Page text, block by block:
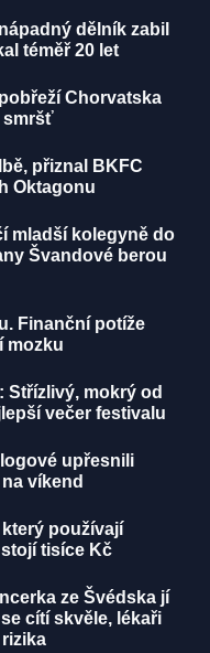
dělník zabil
téměř 20 let
Chorvatska
smršť
přiznal BKFC
Oktagonu
mladší kolegyně do
Švandové berou
Finanční potíže
mozku
Střízlivý, mokrý od
večer festivalu
upřesnili
víkend
používají
tisíce Kč
ze Švédska jí
cítí skvěle, lékaři